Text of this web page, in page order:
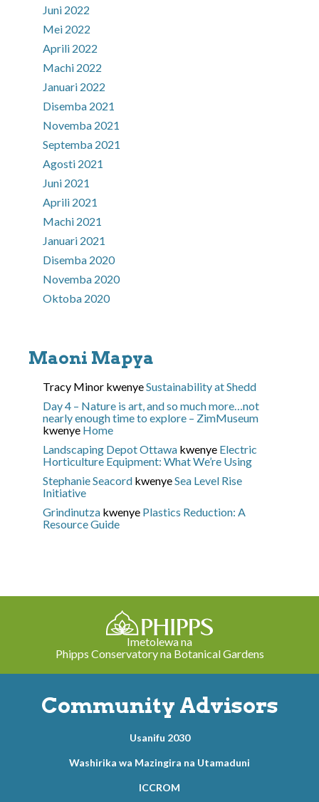
Juni 2022
Mei 2022
Aprili 2022
Machi 2022
Januari 2022
Disemba 2021
Novemba 2021
Septemba 2021
Agosti 2021
Juni 2021
Aprili 2021
Machi 2021
Januari 2021
Disemba 2020
Novemba 2020
Oktoba 2020
Maoni Mapya
Tracy Minor kwenyeSustainability at Shedd
Day 4 – Nature is art, and so much more…not
nearly enough time to explore – ZimMuseum
kwenye Home
Landscaping Depot Ottawa kwenye Electric
Horticulture Equipment: What We’re Using
Stephanie Seacord kwenyeSea Level Rise
Initiative
Grindinutza kwenye Plastics Reduction: A
Resource Guide
Imetolewa na
Phipps Conservatory na Botanical Gardens
Community Advisors
Usanifu 2030
Washirika wa Mazingira na Utamaduni
ICCROM